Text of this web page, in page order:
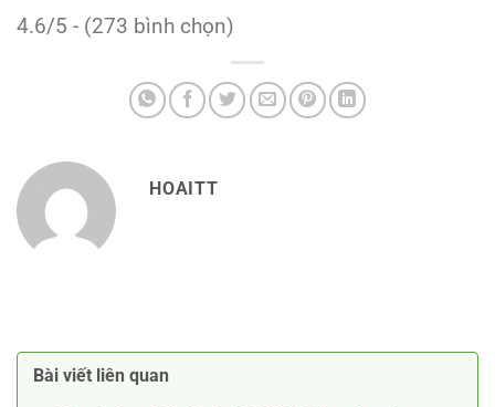
4.6/5 - (273 bình chọn)
HOAITT
Bài viết liên quan